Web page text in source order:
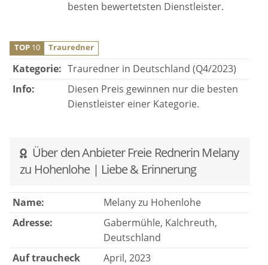
besten bewertetsten Dienstleister.
TOP 10 Trauredner
Kategorie: Trauredner in Deutschland (Q4/2023)
Info:
Diesen Preis gewinnen nur die besten
Dienstleister einer Kategorie.
Über den Anbieter Freie Rednerin Melany
zu Hohenlohe | Liebe & Erinnerung
Name:
Melany zu Hohenlohe
Adresse:
Gabermühle, Kalchreuth,
Deutschland
Auf traucheck
April, 2023